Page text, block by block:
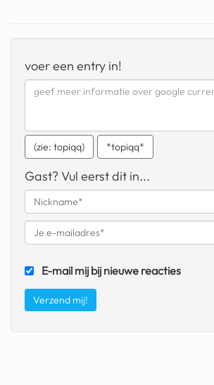
geochelone yniphora
wibra
blokker
it really whips the llama s
ass
chinese automerken
boring phone
dunkin donuts
ryanair
dpd
voer een entry in!
(zie: topiqq) *topiqq*
Gast? Vul eerst dit in...
E-mail mij bij nieuwe reacties